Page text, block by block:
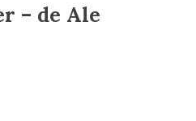
– de Ale